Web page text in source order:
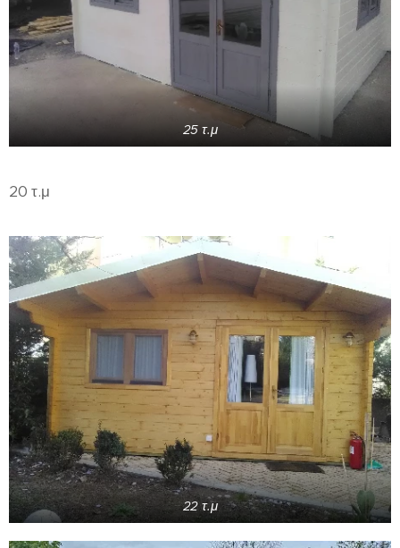
25 τ.μ
20 τ.μ
22 τ.μ